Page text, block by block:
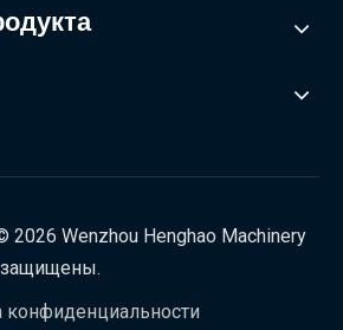
2026 Wenzhou Henghao Machinery
защищены.
конфиденциальности